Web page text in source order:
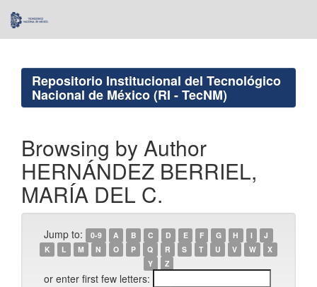
navigation
Repositorio Institucional del Tecnológico
Nacional de México (RI - TecNM)
Browsing by Author
HERNÁNDEZ BERRIEL,
MARÍA DEL C.
Jump to: 0-9 A B C D E F G H I
J
K
L M N O P Q R S T U V W
X
Y
Z
or enter first few letters: